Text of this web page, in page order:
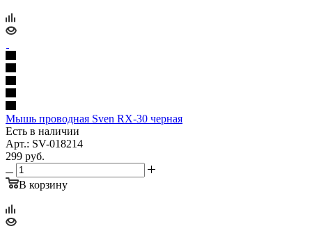
Мышь проводная Sven RX-30 черная
Есть в наличии
Арт.: SV-018214
299 руб.
В корзину